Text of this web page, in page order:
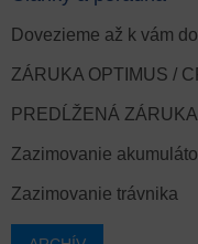
Dovezieme až k vám
ZÁRUKA OPTIMUS /
PREDĹŽENÁ
Zazimovanie
Zazimovanie trávnika